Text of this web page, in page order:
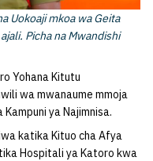
Uokoaji mkoa wa Geita
Picha na Mwandishi
Yohana Kitutu
wa mwanaume mmoja
ya Najimnisa.
katika Kituo cha Afya
Hospitali ya Katoro kwa